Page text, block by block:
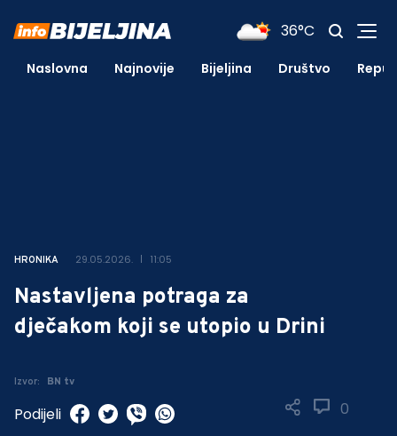
36°C
Naslovna Najnovije Bijeljina Društvo
HRONIKA 29.05.2026. 11:05
Nastavljena potraga za
dječakom koji se utopio u Drini
Izvor: BN tv
0
Podijeli